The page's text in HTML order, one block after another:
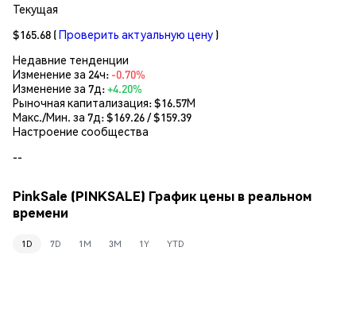
Текущая
$165.68 (Проверить актуальную цену )
Недавние тенденции
Изменение за 24ч: -0.70%
Изменение за 7д:+4.20%
Рыночная капитализация:$16.57M
Макс./Мин. за 7д: $169.26/ $159.39
Настроение сообщества
--
PinkSale (PINKSALE) График цены в реальном
времени
1D 7D 1M 3M 1Y YTD